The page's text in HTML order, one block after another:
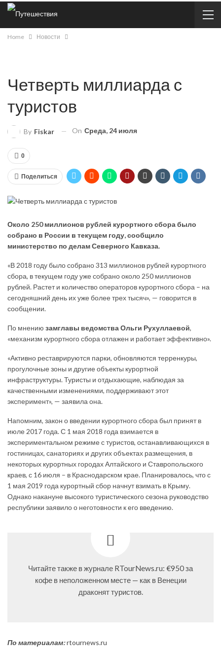
Home Новости
Четверть миллиарда с
туристов
By Fiskar On Среда, 24 июля
0
Поделиться
Около 250 миллионов рублей курортного сбора было
собрано в России в текущем году, сообщило
министерство по делам Северного Кавказа.
«В 2018 году было собрано 313 миллионов рублей курортного
сбора, в текущем году уже собрано около 250 миллионов
рублей. Растет и количество операторов курортного сбора – на
сегодняшний день их уже более трех тысяч», — говорится в
сообщении.
По мнению замглавы ведомства Ольги Рухуллаевой,
«механизм курортного сбора отлажен и работает эффективно».
«Активно реставрируются парки, обновляются терренкуры,
прогулочные зоны и другие объекты курортной
инфраструктуры. Туристы и отдыхающие, наблюдая за
качественными изменениями, поддерживают этот
эксперимент», — заявила она.
Напомним, закон о введении курортного сбора был принят в
июле 2017 года. С 1 мая 2018 года взимается в
экспериментальном режиме с туристов, останавливающихся в
гостиницах, санаториях и других объектах размещения, в
некоторых курортных городах Алтайского и Ставропольского
краев, с 16 июля – в Краснодарском крае. Планировалось, что с
1 мая 2019 года курортный сбор начнут взимать в Крыму.
Однако накануне высокого туристического сезона руководство
республики заявило о неготовности к его введению.
Читайте также в журнале RTourNews.ru: €950 за
кофе в неположенном месте — как в Венеции
драконят туристов.
По материалам:rtournews.ru